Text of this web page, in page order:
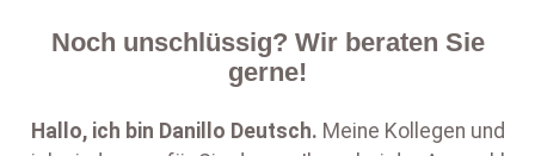
Noch unschlüssig? Wir beraten Sie
gerne!
Hallo, ich bin Danillo Deutsch. Meine Kollegen und